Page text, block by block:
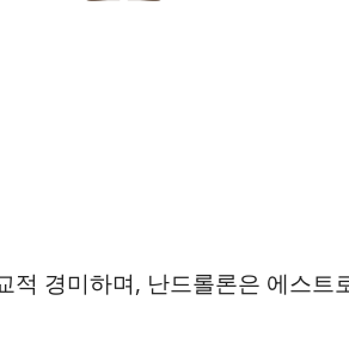
경미하며, 난드롤론은 에스트